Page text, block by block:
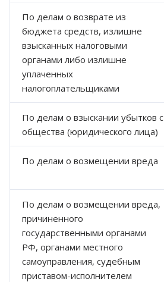
По делам о возврате из
бюджета средств, излишне
взысканных налоговыми
органами либо излишне
уплаченных
налогоплательщиками
По делам о взыскании убытков с
общества (юридического лица)
По делам о возмещении вреда
По делам о возмещении вреда,
причиненного
государственными органами
РФ, органами местного
самоуправления, судебным
приставом-исполнителем